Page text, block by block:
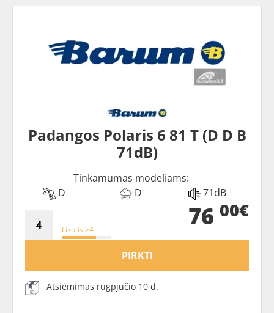
Padangos Polaris 6 81 T (D D B
71dB)
Tinkamumas modeliams:
D
D 71dB
Likutis >4 76 00€
PIRKTI
Atsiėmimas rugpjūčio 10 d.